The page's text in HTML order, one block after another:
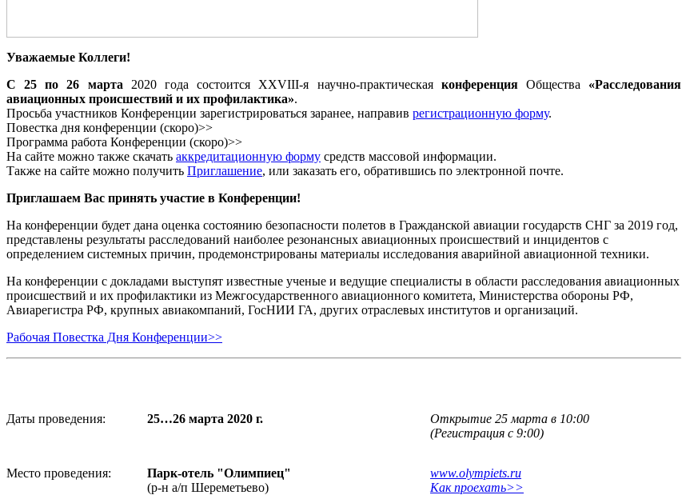
Уважаемые Коллеги!
С 25 по 26 марта 2020 года состоится XXVIII-я научно-практическая конференция Общества «Расследования
авиационных происшествий и их профилактика».
Просьба участников Конференции зарегистрироваться заранее, направив регистрационную форму.
Повестка дня конференции (скоро)>>
Программа работа Конференции (скоро)>>
На сайте можно также скачать аккредитационную форму средств массовой информации.
Также на сайте можно получить Приглашение, или заказать его, обратившись по электронной почте.
Приглашаем Вас принять участие в Конференции!
На конференции будет дана оценка состоянию безопасности полетов в Гражданской авиации государств СНГ за 2019 год,
представлены результаты расследований наиболее резонансных авиационных происшествий и инцидентов с
определением системных причин, продемонстрированы материалы исследования аварийной авиационной техники.
На конференции с докладами выступят известные ученые и ведущие специалисты в области расследования авиационных
происшествий и их профилактики из Межгосударственного авиационного комитета, Министерства обороны РФ,
Авиарегистра РФ, крупных авиакомпаний, ГосНИИ ГА, других отраслевых институтов и организаций.
Рабочая Повестка Дня Конференции>>
Даты проведения: 25…26 марта 2020 г.
Открытие 25 марта в 10:00
(Регистрация с 9:00)
Место проведения:
Парк-отель "Олимпиец"
(р-н а/п Шереметьево)
www.olympiets.ru
Как проехать>>